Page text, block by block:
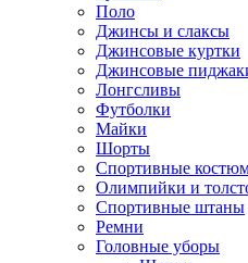
Поло
Джинсы и слаксы
Джинсовые куртки
Джинсовые
Лонгсливы
Футболки
Майки
Шорты
Спортивные
Олимпийки и
Спортивные штаны
Ремни
Головные уборы